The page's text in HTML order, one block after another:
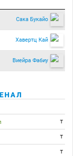
Сака Букайо
Хавертц Кай
Виейра Фабиу
T
T
T